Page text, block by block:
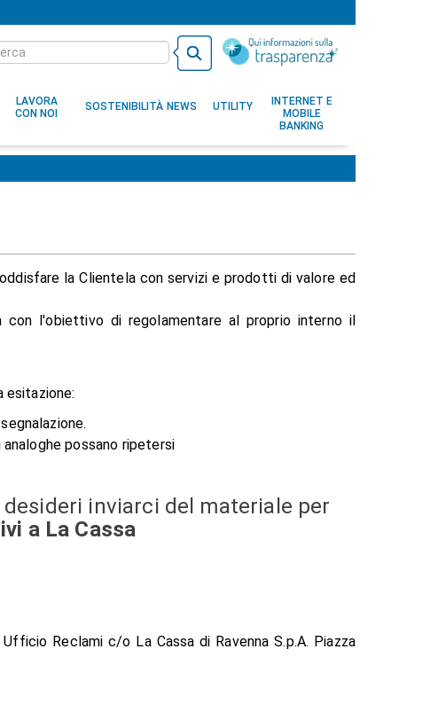
LAVORA
CON NOI
SOSTENIBILITÀ NEWS UTILITY
INTERNET E
MOBILE
BANKING
la Clientela con servizi e prodotti di valore ed
l'obiettivo di regolamentare al proprio interno il
esitazione:
possano ripetersi
inviarci del materiale per
a La Cassa
Reclami c/o La Cassa di Ravenna S.p.A. Piazza